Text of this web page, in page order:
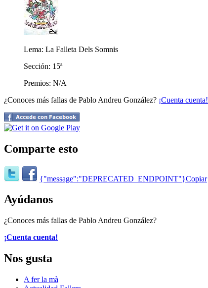
Lema: La Falleta Dels Somnis
Sección: 15ª
Premios: N/A
¿Conoces más fallas de Pablo Andreu González? ¡Cuenta cuenta!
Comparte esto
{"message":"DEPRECATED_ENDPOINT"}Copiar
Ayúdanos
¿Conoces más fallas de Pablo Andreu González?
¡Cuenta cuenta!
Nos gusta
A fer la mà